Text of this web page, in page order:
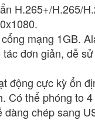
H.265+/H.265/
mạng 1GB.
đơn giản, dễ
động cực kỳ ổn
Có thể phóng to
dàng chép sang